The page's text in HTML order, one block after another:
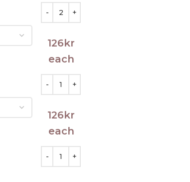
126kr
each
126kr
each